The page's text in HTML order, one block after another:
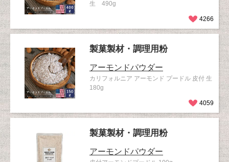
生 490g
4266
製菓製材・調理用粉
アーモンドパウダー
カリフォルニア アーモンド プードル 皮付 生
180g
4059
製菓製材・調理用粉
アーモンドパウダー